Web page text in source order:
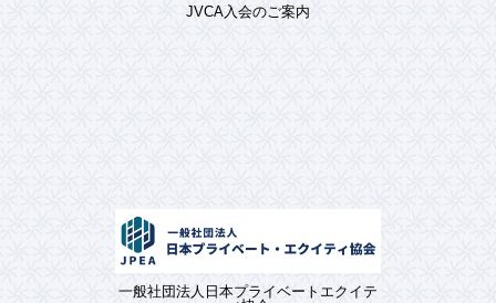
JVCA入会のご案内
一般社団法人日本プライベートエクイテ